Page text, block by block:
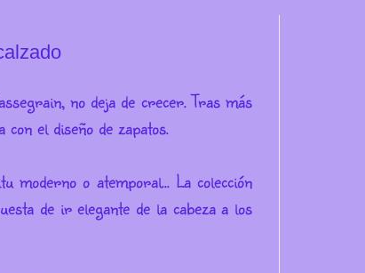
no deja de crecer. Tras más
el diseño de zapatos.
moderno o atemporal... La colección
de ir elegante de la cabeza a los